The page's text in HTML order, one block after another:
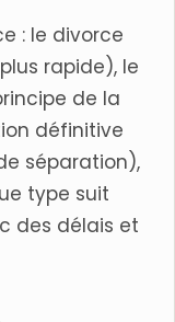
: le divorce
rapide), le
de la
définitive
séparation),
type suit
des délais et